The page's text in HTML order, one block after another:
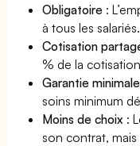
Obligatoire :
à tous les salariés.
Cotisation
% de la
Garantie minimale
soins minimum
Moins de choix :
son contrat,